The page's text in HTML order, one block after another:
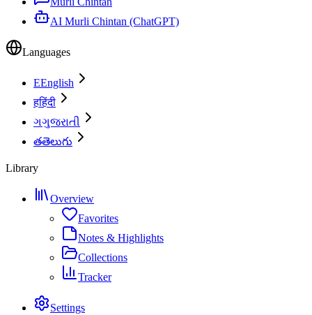
AI Murli Chintan (ChatGPT)
Languages
EEnglish
हहिंदी
ગગુજરાતી
తతెలుగు
Library
Overview
Favorites
Notes & Highlights
Collections
Tracker
Settings